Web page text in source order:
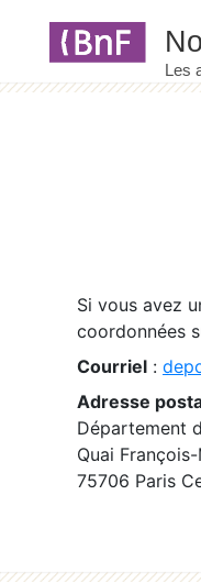
Si vous avez
coordonnées
Courriel :
Adresse
Département
Quai
75706 Paris